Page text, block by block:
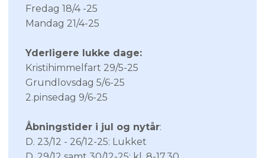
Fredag 18/4 -25
Mandag 21/4-25​
Yderligere lukke dage:
Kristihimmelfart 29/5-25
Grundlovsdag 5/6-25
2.pinsedag 9/6-25
Åbningstider i jul og nytår:
D. 23/12 - 26/12-25: Lukket